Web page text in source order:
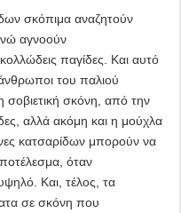
σκόπιμα αναζητούν
αγνοούν
παγίδες. Και αυτό
του παλιού
σοβιετική σκόνη, από την
αλλά ακόμη και η μούχλα
κατσαρίδων μπορούν να
όταν
Και, τέλος, τα
σε σκόνη που